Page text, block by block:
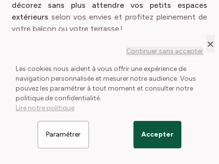
×
Continuer sans accepter
Les cookies nous aident à vous offrir une expérience de
navigation personnalisée et mesurer notre audience. Vous
pouvez les paramétrer à tout moment et consulter notre
politique de confidentialité.
Lire notre politique
Paramétrer Accepter
Filtrer les articles
décorez sans plus attendre vos petits espaces
extérieurs selon vos envies et profitez pleinement de
votre balcon ou votre terrasse !
variétés ?
Pour réussir la plantation de vos bulbes en pots ou en
balconnières,suivez ces quelques étapes clés :
Optez pour un pot assez grand pour permettre un